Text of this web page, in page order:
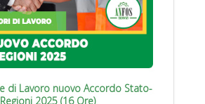
di Lavoro nuovo Accordo Stato-
Regioni 2025 (16 Ore)